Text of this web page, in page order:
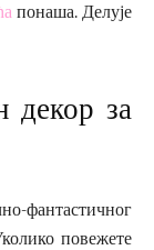
понаша. Делује
декор за
фантастичног
повежете